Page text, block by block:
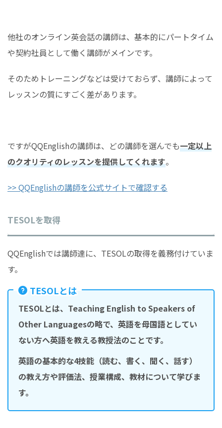
他社のオンライン英会話の講師は、基本的にパートタイム
や契約社員として働く講師がメインです。
そのためトレーニングなどは受けておらず、講師によって
レッスンの質にすごく差があります。
ですがQQEnglishの講師は、どの講師を選んでも一定以上
のクオリティのレッスンを提供してくれます。
>> QQEnglishの講師を公式サイトで確認する
TESOLを取得
QQEnglishでは講師達に、TESOLの取得を義務付けていま
す。
TESOLとは
TESOLとは、Teaching English to Speakers of
Other Languagesの略で、英語を母国語としてい
ない方へ英語を教える教授法のことです。
英語の基本的な4技能（読む、書く、聞く、話す）
の教え方や評価法、授業構成、教材について学びま
す。